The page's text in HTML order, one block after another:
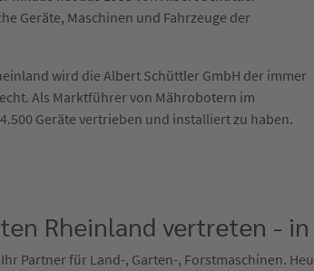
Geräte, Maschinen und Fahrzeuge der
wird die Albert Schüttler GmbH der immer
Als Marktführer von Mährobotern im
Geräte vertrieben und installiert zu haben.
Rheinland vertreten -
Partner für Land-, Garten-, Forstmaschinen.